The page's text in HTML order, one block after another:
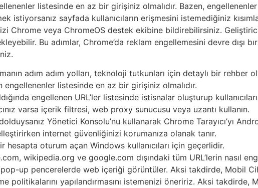
listesinde en az bir girişiniz olmalıdır. Bazen,
istiyorsanız sayfada kullanıcıların erişmesini istemediğiniz
Chrome veya ChromeOS destek ekibine bildirebilirsiniz.
Bu adımlar, Chrome’da reklam engellemesini devre dışı
adım adım yolları, teknoloji tutkunları için detaylı bir rehber
engellenenler listesinde en az bir girişiniz olmalıdır.
engellenen URL’ler listesinde istisnalar oluşturup
varsa içerik filtresi, web proxy sunucusu veya uzantı kullanın.
Yönetici Konsolu’nu kullanarak Chrome Tarayıcı’yı
internet güvenliğinizi korumanıza olanak tanır.
hesapta oturum açan Windows kullanıcıları için geçerlidir.
wikipedia.org ve google.com dışındaki tüm URL’lerin nasıl
up pencerelerde web içeriği görüntüler. Aksi takdirde, Mobil
politikalarını yapılandırmasını istemenizi öneririz. Aksi takdirde,